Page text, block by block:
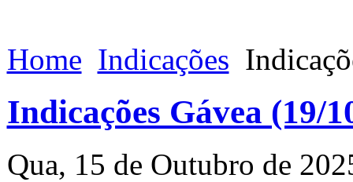
Home Indicações
Indicações Gávea (19/
Qua, 15 de Outubro de